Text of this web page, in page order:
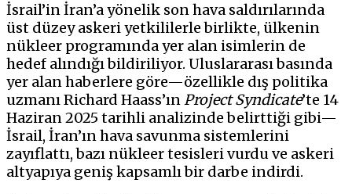
İsrail’in İran’a yönelik son hava saldırılarında
üst düzey askeri yetkililerle birlikte, ülkenin
nükleer programında yer alan isimlerin de
hedef alındığı bildiriliyor. Uluslararası basında
yer alan haberlere göre—özellikle dış politika
uzmanı Richard Haass’ınProject Syndicate’te 14
Haziran 2025 tarihli analizinde belirttiği gibi—
İsrail, İran’ın hava savunma sistemlerini
zayıflattı, bazı nükleer tesisleri vurdu ve askeri
altyapıya geniş kapsamlı bir darbe indirdi.